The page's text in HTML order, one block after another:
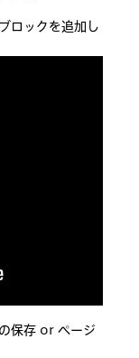
ロックを追加し
保存 or ページ